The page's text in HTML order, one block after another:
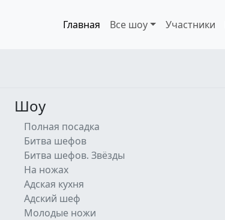
Главная Все шоу Участники
Шоу
Полная посадка
Битва шефов
Битва шефов. Звёзды
На ножах
Адская кухня
Адский шеф
Молодые ножи